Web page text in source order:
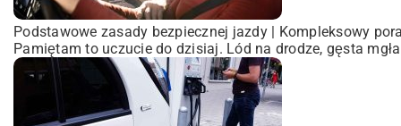
Podstawowe zasady bezpiecznej jazdy | Kompleksowy
Pamiętam to uczucie do dzisiaj. Lód na drodze, gęsta